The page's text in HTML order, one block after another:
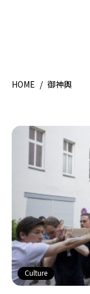
HOME
観光ガイド
ライフスタイ
著者一覧
ライター募集
HOME / 御神輿
Culture